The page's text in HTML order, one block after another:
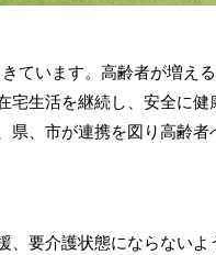
ています。高齢者が増え
宅生活を継続し、安全に健
県、市が連携を図り高齢者
、要介護状態にならないよ